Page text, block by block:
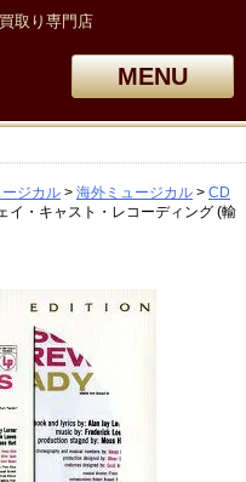
取り専門店
MENU
ジカル 海外ミュージカル
CD
・キャスト・レコーディング (輸